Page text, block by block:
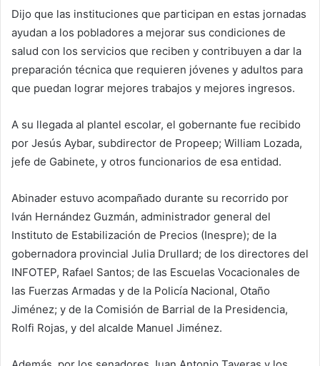
Dijo que las instituciones que participan en estas jornadas
ayudan a los pobladores a mejorar sus condiciones de
salud con los servicios que reciben y contribuyen a dar la
preparación técnica que requieren jóvenes y adultos para
que puedan lograr mejores trabajos y mejores ingresos.
A su llegada al plantel escolar, el gobernante fue recibido
por Jesús Aybar, subdirector de Propeep; William Lozada,
jefe de Gabinete, y otros funcionarios de esa entidad.
Abinader estuvo acompañado durante su recorrido por
Iván Hernández Guzmán, administrador general del
Instituto de Estabilización de Precios (Inespre); de la
gobernadora provincial Julia Drullard; de los directores del
INFOTEP, Rafael Santos; de las Escuelas Vocacionales de
las Fuerzas Armadas y de la Policía Nacional, Otaño
Jiménez; y de la Comisión de Barrial de la Presidencia,
Rolfi Rojas, y del alcalde Manuel Jiménez.